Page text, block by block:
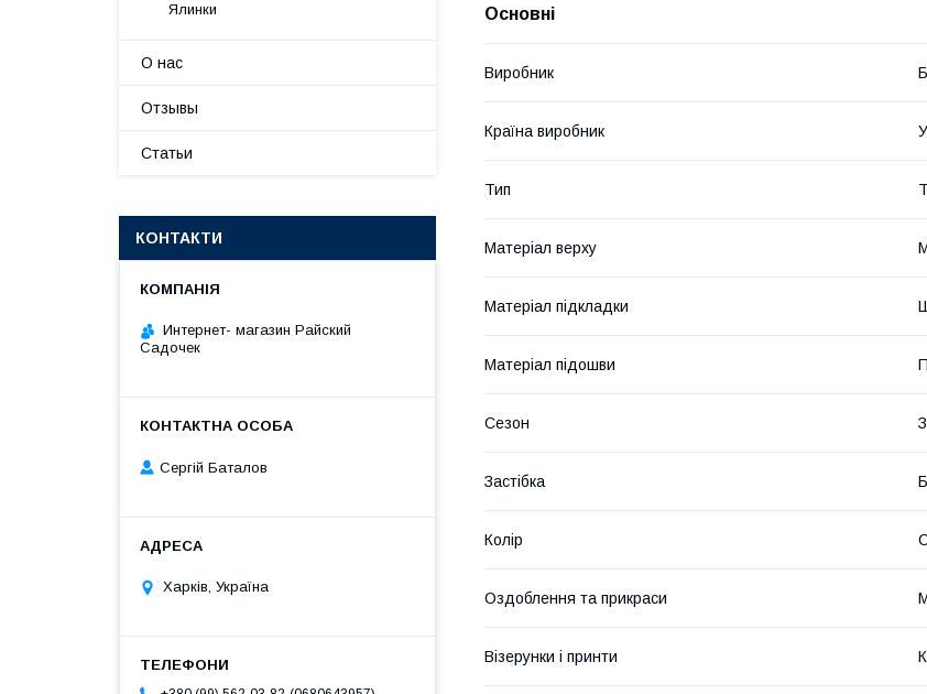
Основні
Виробник
Країна виробник
Тип
Матеріал верху
Матеріал підкладки
Матеріал підошви
Сезон
Застібка
Колір
Оздоблення та прикраси
Візерунки і принти
Ялинки
О нас
Отзывы
Статьи
КОНТАКТИ
Интернет- магазин Райский
Садочек
Сергій Баталов
Харків, Україна